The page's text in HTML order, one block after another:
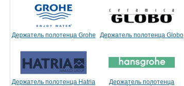
Держатель полотенца Grohe Держатель полотенца Globo
Держатель полотенца Hatria
Держатель полотенца